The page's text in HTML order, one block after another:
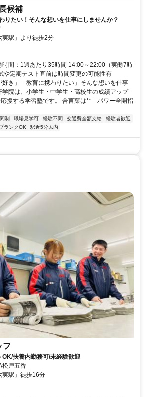
候補
りたい！そんな想いを仕事にしませんか？
実駅」より徒歩2分
時間：1週あたり35時間 14:00～22:00（実働7時
や定期テスト直前は時間変更の可能性有
好き」「教育に携わりたい」そんな想いを仕事
学院は、小学生・中学生・高校生の成績アップ
援する学習塾です。 合言葉は**「パワー全開指
制 職場見学可 経験不問 交通費全額支給
経験者歓迎
ブランクOK 駅近5分以内
フ
扶養内勤務可/未経験歓迎
松戸五香
実駅」徒歩16分